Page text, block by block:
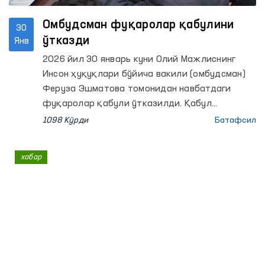
30
Янв
Омбудсман фуқаролар қабулини
ўтказди
2026 йил 30 январь куни Олий Мажлиснинг
Инсон ҳуқуқлари бўйича вакили (омбудсман)
Феруза Эшматова томонидан навбатдаги
фуқаролар қабули ўтказилди. Қабул
жараёнида 30 нафарга яқин фуқаролар
1098 Кўрди Батафсил
хабар